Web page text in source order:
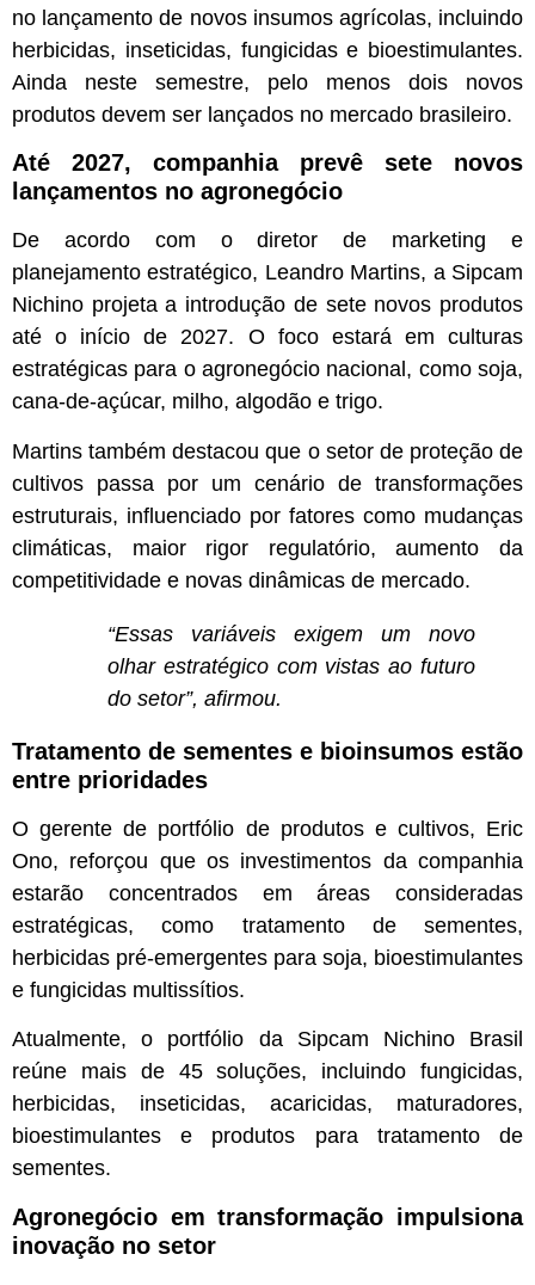
no lançamento de novos insumos agrícolas, incluindo
herbicidas, inseticidas, fungicidas e bioestimulantes.
Ainda neste semestre, pelo menos dois novos
produtos devem ser lançados no mercado brasileiro.
Até 2027, companhia prevê sete novos
lançamentos no agronegócio
De acordo com o diretor de marketing e
planejamento estratégico, Leandro Martins, a Sipcam
Nichino projeta a introdução de sete novos produtos
até o início de 2027. O foco estará em culturas
estratégicas para o agronegócio nacional, como soja,
cana-de-açúcar, milho, algodão e trigo.
Martins também destacou que o setor de proteção de
cultivos passa por um cenário de transformações
estruturais, influenciado por fatores como mudanças
climáticas, maior rigor regulatório, aumento da
competitividade e novas dinâmicas de mercado.
“Essas variáveis exigem um novo
olhar estratégico com vistas ao futuro
do setor”, afirmou.
Tratamento de sementes e bioinsumos estão
entre prioridades
O gerente de portfólio de produtos e cultivos, Eric
Ono, reforçou que os investimentos da companhia
estarão concentrados em áreas consideradas
estratégicas, como tratamento de sementes,
herbicidas pré-emergentes para soja, bioestimulantes
e fungicidas multissítios.
Atualmente, o portfólio da Sipcam Nichino Brasil
reúne mais de 45 soluções, incluindo fungicidas,
herbicidas, inseticidas, acaricidas, maturadores,
bioestimulantes e produtos para tratamento de
sementes.
Agronegócio em transformação impulsiona
inovação no setor